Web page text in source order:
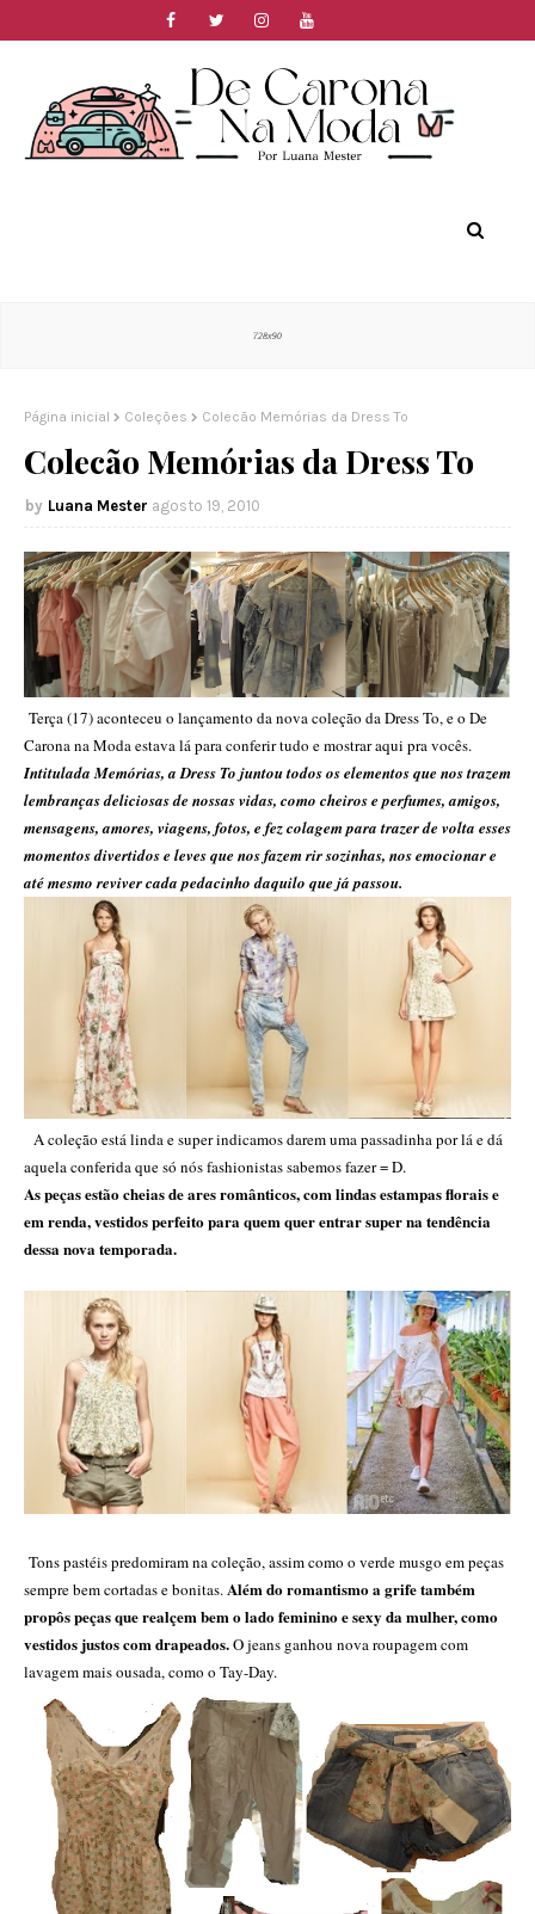
Página inicial Coleções Colecão Memórias da Dress To
Colecão Memórias da Dress To
Luana Mester agosto 19, 2010
Terça (17) aconteceu o lançamento da nova coleção da Dress To, e o De
Carona na Moda estava lá para conferir tudo e mostrar aqui pra vocês.
Intitulada Memórias, a Dress To juntou todos os elementos que nos trazem
lembranças deliciosas de nossas vidas, como cheiros e perfumes, amigos,
mensagens, amores, viagens, fotos, e fez colagem para trazer de volta esses
momentos divertidos e leves que nos fazem rir sozinhas, nos emocionar e
até mesmo reviver cada pedacinho daquilo que já passou.
A coleção está linda e super indicamos darem uma passadinha por lá e dá
aquela conferida que só nós fashionistas sabemos fazer = D.
As peças estão cheias de ares românticos, com lindas estampas florais e
em renda, vestidos perfeito para quem quer entrar super na tendência
dessa nova temporada.
Tons pastéis predomiram na coleção, assim como o verde musgo em peças
sempre bem cortadas e bonitas. Além do romantismo a grife também
propôs peças que realçem bem o lado feminino e sexy da mulher, como
vestidos justos com drapeados.O jeans ganhou nova roupagem com
lavagem mais ousada, como o Tay-Day.